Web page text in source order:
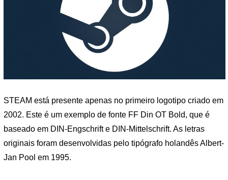
STEAM está presente apenas no primeiro logotipo criado em
2002. Este é um exemplo de fonte FF Din OT Bold, que é
baseado em DIN-Engschrift e DIN-Mittelschrift. As letras
originais foram desenvolvidas pelo tipógrafo holandês Albert-
Jan Pool em 1995.